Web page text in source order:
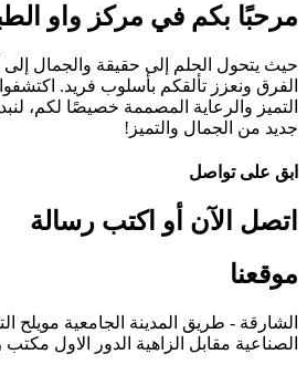
مرحبًا بكم في مركز واو
حيث يتحول الحلم إلى حقيقة والجمال
الفرق ونعزز تألقكم بأسلوب فريد.
التميز والرعاية المصممة خصيصًا لكم،
جديد من الجمال والتميز!
ابق على تواصل
اتصل الآن أو اكتب رسالة
موقعنا
الشارقة - طريق المدينة الجامعية مويلح
الصناعية مقابل الزاهية الدور الاول مكتب